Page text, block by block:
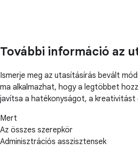
További információ az
Ismerje meg az utasításírás bevált
ma alkalmazhat, hogy a legtöbbet
javítsa a hatékonyságot, a kreativitást
Mert
Az összes szerepkör
Adminisztrációs asszisztensek